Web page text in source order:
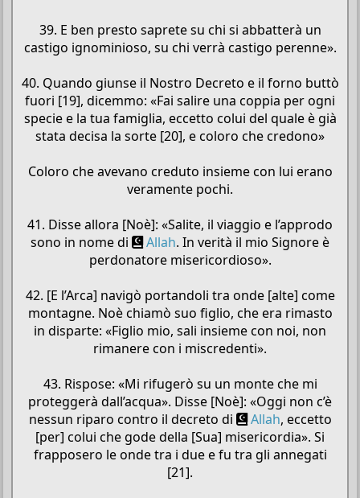
39. E ben presto saprete su chi si abbatterà un
castigo ignominioso, su chi verrà castigo perenne».
40. Quando giunse il Nostro Decreto e il forno buttò
fuori [19], dicemmo: «Fai salire una coppia per ogni
specie e la tua famiglia, eccetto colui del quale è già
stata decisa la sorte [20], e coloro che credono»
Coloro che avevano creduto insieme con lui erano
veramente pochi.
41. Disse allora [Noè]: «Salite, il viaggio e l’approdo
sono in nome di
Allah. In verità il mio Signore è
perdonatore misericordioso».
42. [E l’Arca] navigò portandoli tra onde [alte] come
montagne. Noè chiamò suo figlio, che era rimasto
in disparte: «Figlio mio, sali insieme con noi, non
rimanere con i miscredenti».
43. Rispose: «Mi rifugerò su un monte che mi
proteggerà dall’acqua». Disse [Noè]: «Oggi non c’è
nessun riparo contro il decreto di
Allah, eccetto
[per] colui che gode della [Sua] misericordia». Si
frapposero le onde tra i due e fu tra gli annegati
[21].